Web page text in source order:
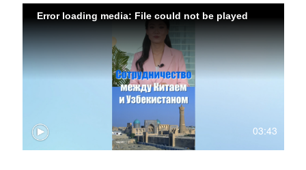
03:43
Error loading media: File could not be played